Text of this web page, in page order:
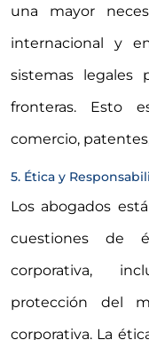
una mayor
internacional y
sistemas legales
fronteras. Esto
comercio,
5. Ética y
Los abogados
cuestiones de
corporativa,
protección del
corporativa. La